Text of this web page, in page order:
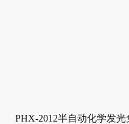
PHX-2012半自动化学发光